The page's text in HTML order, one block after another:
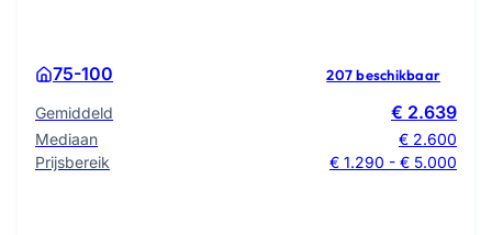
75-100 207 beschikbaar
Gemiddeld € 2.639
Mediaan
€ 2.600
Prijsbereik
€ 1.290 - € 5.000